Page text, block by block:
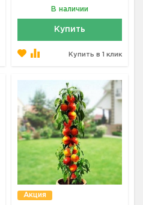
В наличии
Купить
Купить в 1 клик
Акция